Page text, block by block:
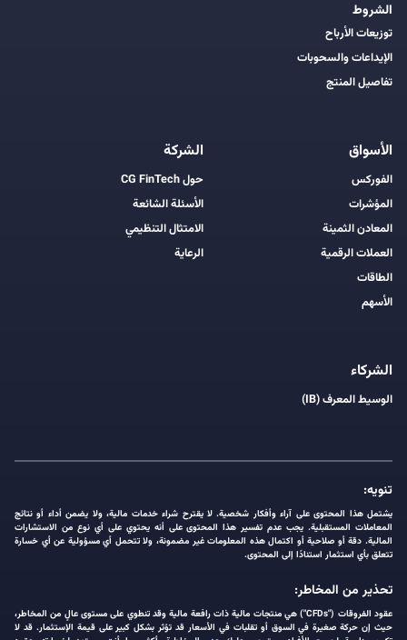
الشروط
توزيعات الأرباح
الإيداعات والسحوبات
تفاصيل المنتج
الأسواق
الفوركس
المؤشرات
المعادن الثمينة
العملات الرقمية
الطاقات
الأسهم
الشركة
حول CG FinTech
الأسئلة الشائعة
الامتثال التنظيمي
الرعاية
الشركاء
الوسيط المعرف (IB)
تنويه:
يشتمل هذا المحتوى على آراء وأفكار شخصية. لا يقترح شراء خدمات مالية، ولا يضمن أداء أو نتائج
المعاملات المستقبلية. يجب عدم تفسير هذا المحتوى على أنه يحتوي على أي نوع من الاستشارات
المالية. دقة أو صلاحية أو اكتمال هذه المعلومات غير مضمونة، ولا تتحمل أي مسؤولية عن أي خسارة
تتعلق بأي استثمار استنادًا إلى المحتوى.
تحذير من المخاطر:
عقود الفروقات ("CFDs") هي منتجات مالية ذات رافعة مالية وقد تنطوي على مستوى عالٍ من المخاطر،
حيث إن حركة صغيرة في السوق أو تقلبات في الأسعار قد تؤثر بشكل كبير على قيمة الإستثمار. قد لا